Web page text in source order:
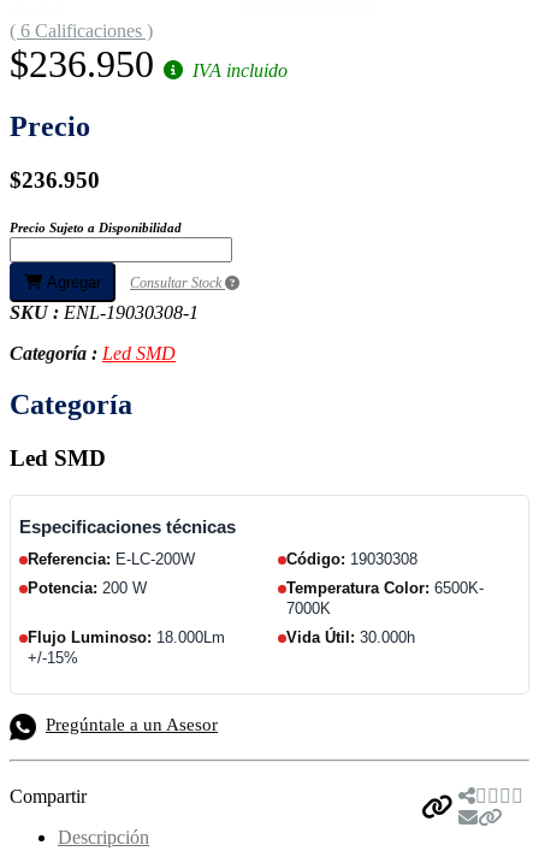
( 6 Calificaciones )
$236.950 IVA incluido
Precio
$236.950
Precio Sujeto a Disponibilidad
Agregar Consultar Stock
SKU : ENL-19030308-1
Categoría : Led SMD
Categoría
Led SMD
Especificaciones técnicas
Referencia: E-LC-200W Código: 19030308
Potencia: 200 W Temperatura Color: 6500K-
7000K
Flujo Luminoso: 18.000Lm
+/-15%
Vida Útil: 30.000h
Pregúntale a un Asesor
Compartir
Descripción